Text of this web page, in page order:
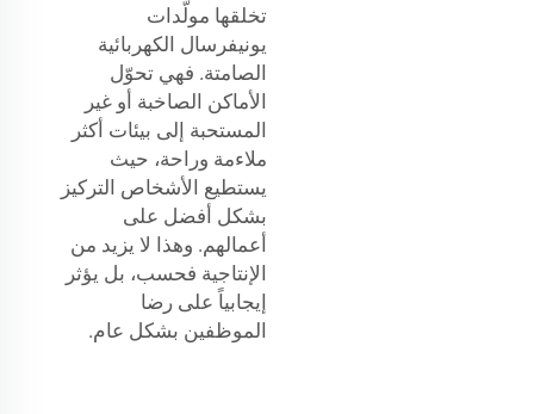
تخلقها مولّدات
يونيفرسال الكهربائية
الصامتة. فهي تحوّل
الأماكن الصاخبة أو غير
المستحبة إلى بيئات أكثر
ملاءمة وراحة، حيث
يستطيع الأشخاص التركيز
بشكل أفضل على
أعمالهم. وهذا لا يزيد من
الإنتاجية فحسب، بل يؤثر
إيجابياً على رضا
الموظفين بشكل عام.